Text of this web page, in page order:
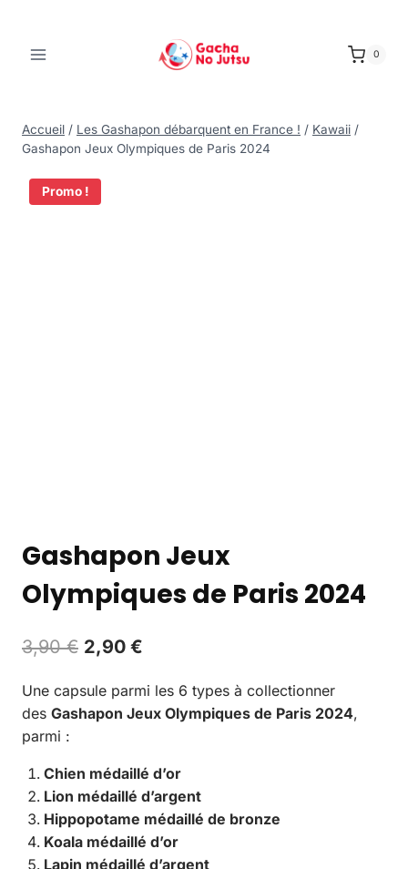
0
Accueil / Les Gashapon débarquent en France ! / Kawaii /
Gashapon Jeux Olympiques de Paris 2024
Promo !
Gashapon Jeux
Olympiques de Paris 2024
3,90€ 2,90 €
Une capsule parmi les 6 types à collectionner
des Gashapon Jeux Olympiques de Paris 2024,
parmi :
Chien médaillé d’or
Lion médaillé d’argent
Hippopotame médaillé de bronze
Koala médaillé d’or
Lapin médaillé d’argent